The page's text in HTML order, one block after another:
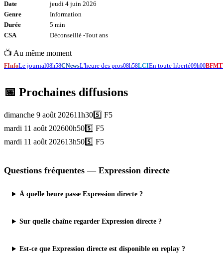
Date
jeudi 4 juin 2026
Genre
Information
Durée
5 min
CSA
Déconseillé -Tout ans
📺 Au même moment
FInfoLe journal08h58CNewsL'heure des pros08h58LCIEn toute liberté09h00
📅 Prochaines diffusions
dimanche 9 août 202611h305️⃣ F5
mardi 11 août 202600h505️⃣ F5
mardi 11 août 202613h505️⃣ F5
Questions fréquentes — Expression directe
À quelle heure passe Expression directe ?
Sur quelle chaîne regarder Expression directe ?
Est-ce que Expression directe est disponible en replay ?